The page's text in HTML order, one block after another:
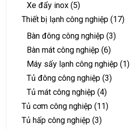
Xe đẩy inox (5)
Thiết bị lạnh công nghiệp (17)
Bàn đông công nghiệp (3)
Bàn mát công nghiệp (6)
Máy sấy lạnh công nghiệp (1)
Tủ đông công nghiệp (3)
Tủ mát công nghiệp (4)
Tủ cơm công nghiệp (11)
Tủ hấp công nghiệp (3)